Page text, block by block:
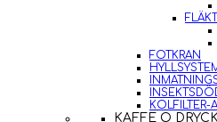
FOTKRAN
KOLFILTER-
KAFFE O DRYCK